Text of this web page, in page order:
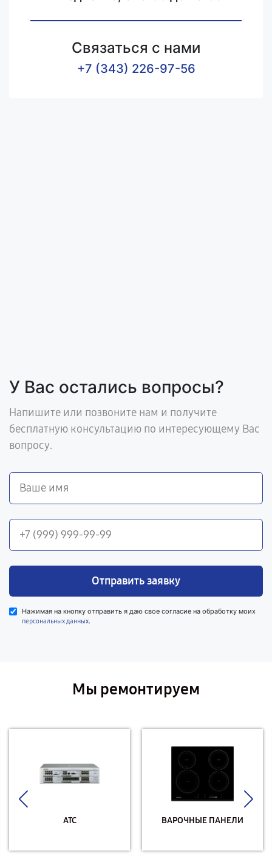
Связаться с нами
+7 (343) 226-97-56
У Вас остались вопросы?
Напишите или позвоните нам и получите
бесплатную консультацию по интересующему Вас
вопросу.
Отправить заявку
Нажимая на кнопку отправить я даю свое согласие на обработку моих
персональных данных.
Мы ремонтируем
АТС ВАРОЧНЫЕ ПАНЕЛИ